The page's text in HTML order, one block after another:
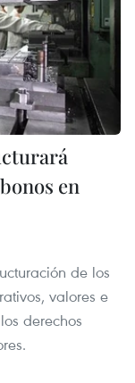
en
de los
valores e
derechos